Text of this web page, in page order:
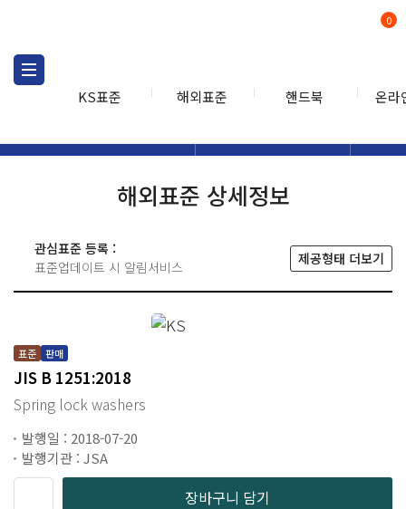
KS표준 해외표준 핸드북 온라
0
해외표준 상세정보
관심표준 등록 :
표준업데이트 시 알림서비스
제공형태 더보기
표준 판매
JIS B 1251:2018
Spring lock washers
발행일 : 2018-07-20
발행기관 : JSA
장바구니 담기